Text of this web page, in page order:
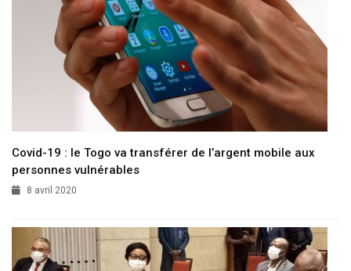
Covid-19 : le Togo va transférer de l’argent mobile aux
personnes vulnérables
8 avril 2020